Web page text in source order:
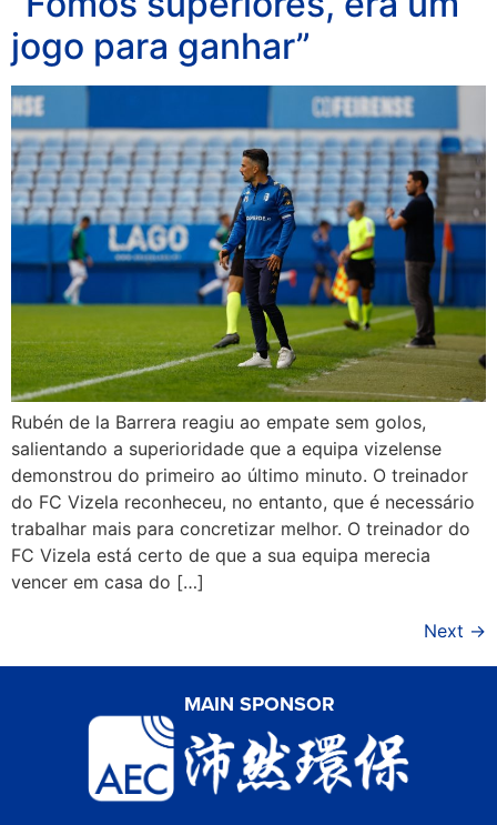
jogo para ganhar”
Rubén de la Barrera reagiu ao empate sem golos,
salientando a superioridade que a equipa vizelense
demonstrou do primeiro ao último minuto. O treinador
do FC Vizela reconheceu, no entanto, que é necessário
trabalhar mais para concretizar melhor. O treinador do
FC Vizela está certo de que a sua equipa merecia
vencer em casa do […]
Next →
MAIN SPONSOR